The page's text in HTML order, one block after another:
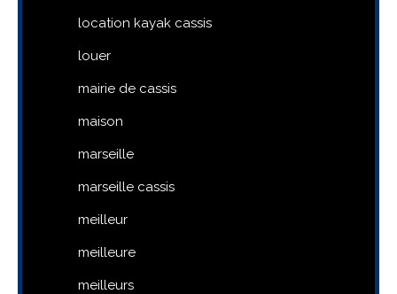
location kayak cassis
louer
mairie de cassis
maison
marseille
marseille cassis
meilleur
meilleure
meilleurs